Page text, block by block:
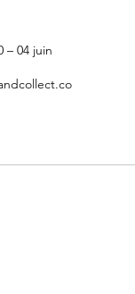
– 04 juin